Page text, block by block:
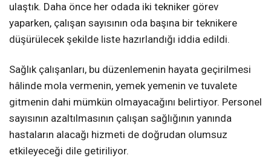
ulaştık. Daha önce her odada iki tekniker görev
yaparken, çalışan sayısının oda başına bir teknikere
düşürülecek şekilde liste hazırlandığı iddia edildi.
Sağlık çalışanları, bu düzenlemenin hayata geçirilmesi
hâlinde mola vermenin, yemek yemenin ve tuvalete
gitmenin dahi mümkün olmayacağını belirtiyor. Personel
sayısının azaltılmasının çalışan sağlığının yanında
hastaların alacağı hizmeti de doğrudan olumsuz
etkileyeceği dile getiriliyor.